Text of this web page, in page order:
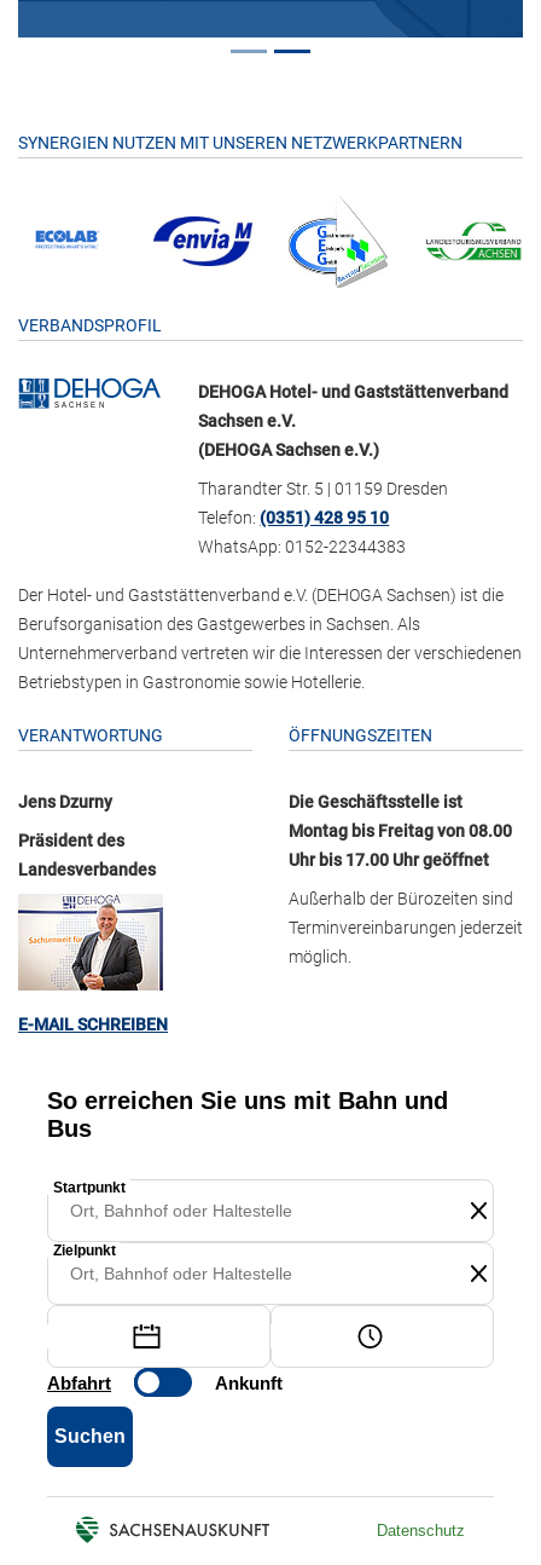
SYNERGIEN NUTZEN MIT UNSEREN NETZWERKPARTNERN
VERBANDSPROFIL
DEHOGA Hotel- und Gaststättenverband
Sachsen e.V.
(DEHOGA Sachsen e.V.)
Tharandter Str. 5 | 01159 Dresden
Telefon:(0351) 428 95 10
WhatsApp: 0152-22344383
Der Hotel- und Gaststättenverband e.V. (DEHOGA Sachsen) ist die
Berufsorganisation des Gastgewerbes in Sachsen. Als
Unternehmerverband vertreten wir die Interessen der verschiedenen
Betriebstypen in Gastronomie sowie Hotellerie.
VERANTWORTUNG
Jens Dzurny
Präsident des
Landesverbandes
E-MAIL SCHREIBEN
ÖFFNUNGSZEITEN
Die Geschäftsstelle ist
Montag bis Freitag von 08.00
Uhr bis 17.00 Uhr geöffnet
Außerhalb der Bürozeiten sind
Terminvereinbarungen jederzeit
möglich.